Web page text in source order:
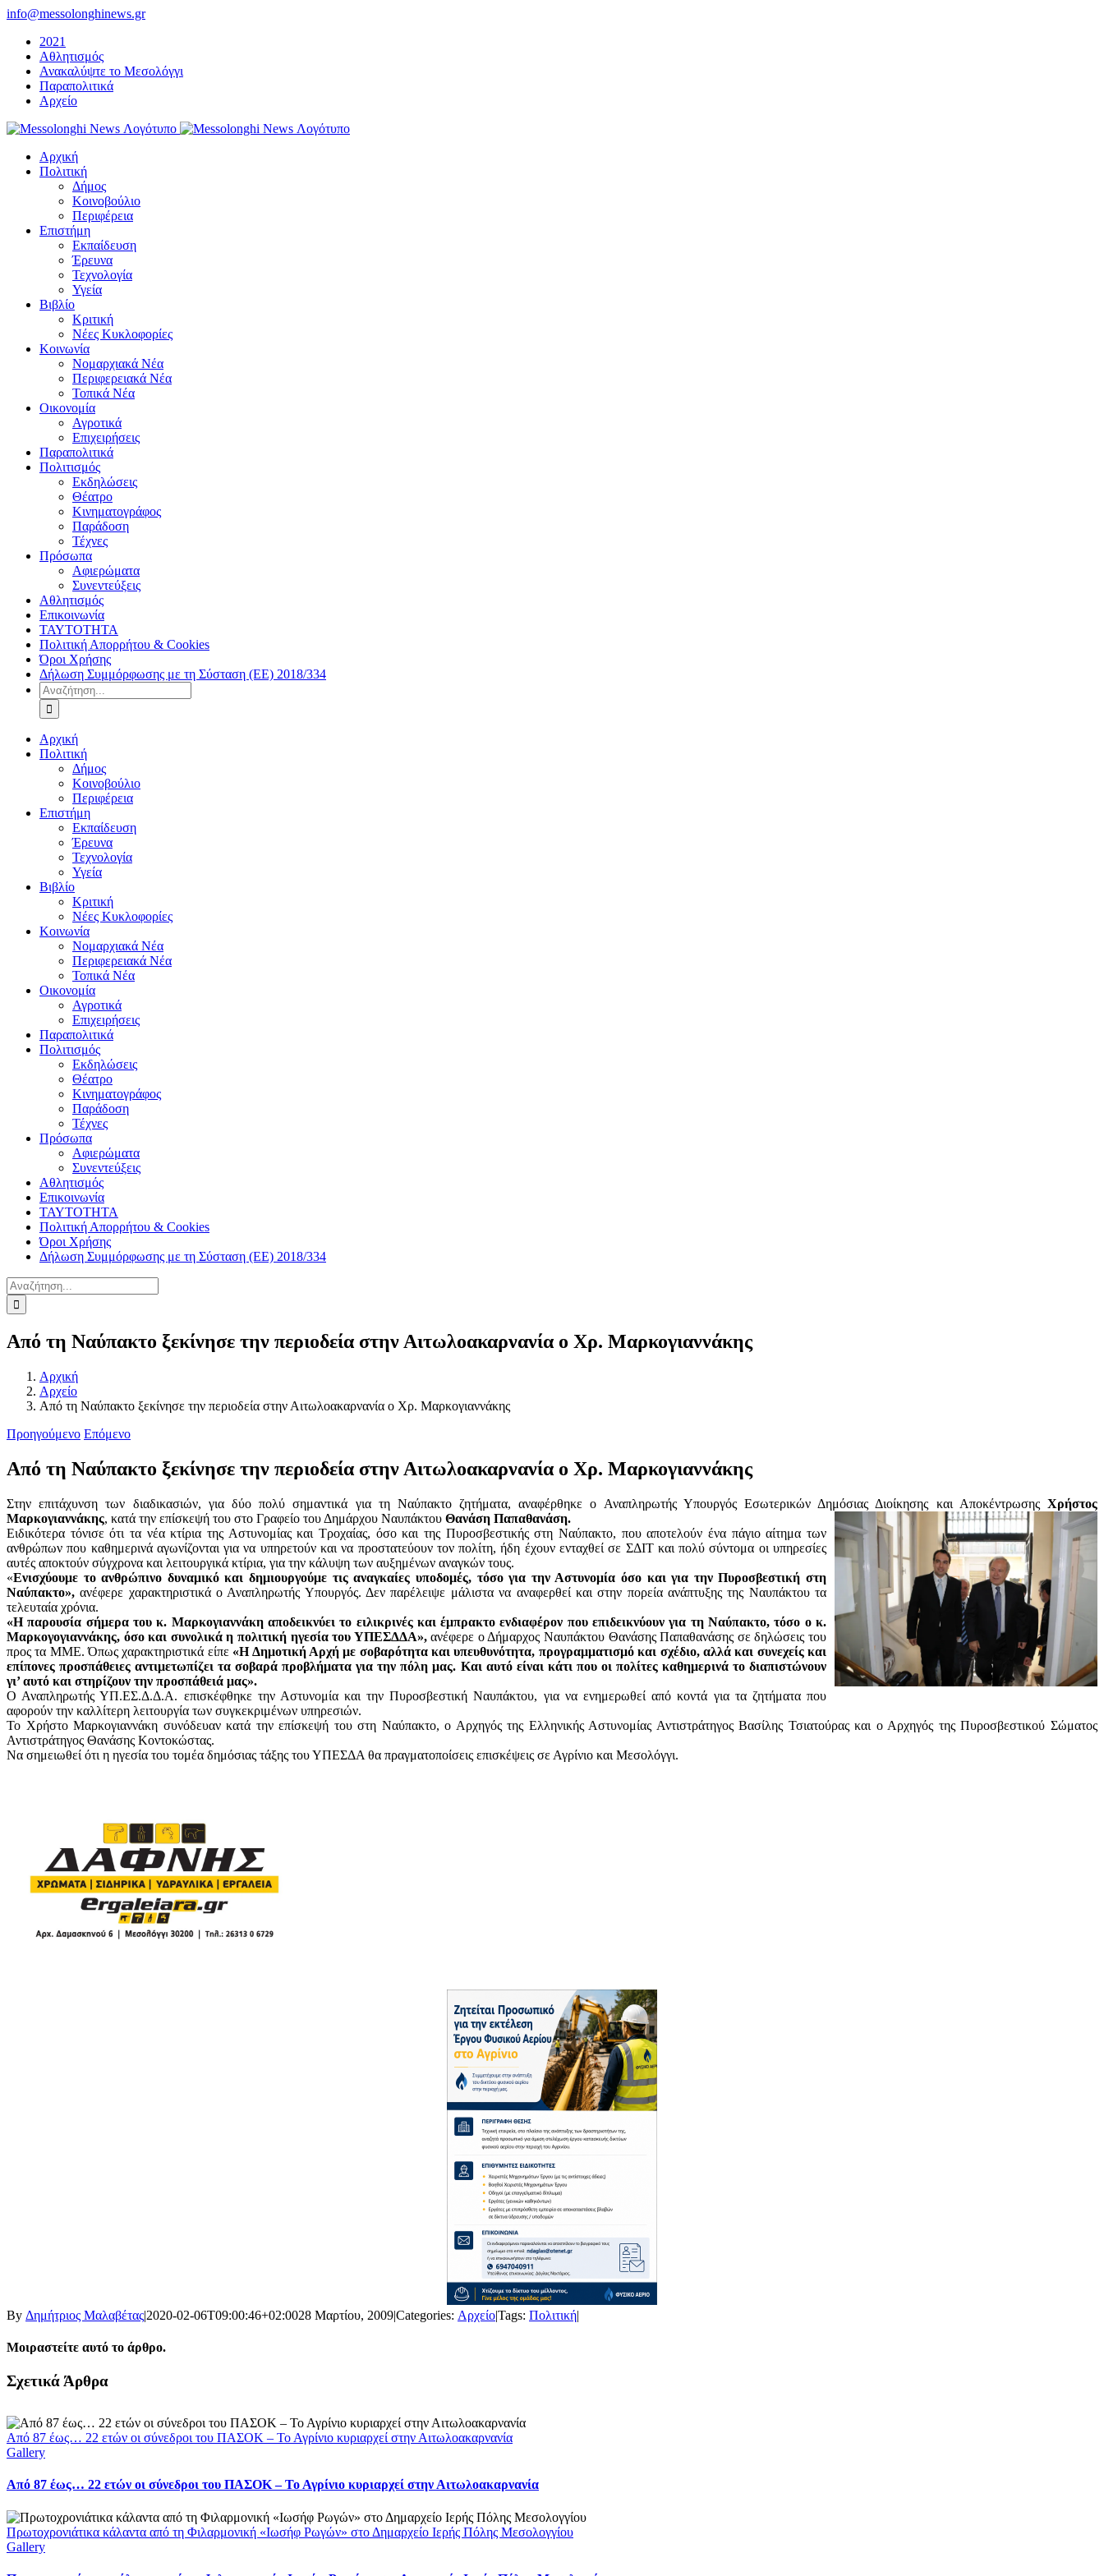
Μετάβαση
περιεχόμενο
info@messolonghinews.gr
2021
Αθλητισμός
Ανακαλύψτε το Μεσολόγγι
Παραπολιτικά
Αρχείο
Αρχική
Πολιτική
Δήμος
Κοινοβούλιο
Περιφέρεια
Επιστήμη
Εκπαίδευση
Έρευνα
Τεχνολογία
Υγεία
Βιβλίο
Κριτική
Νέες Κυκλοφορίες
Κοινωνία
Νομαρχιακά Νέα
Περιφερειακά Νέα
Τοπικά Νέα
Οικονομία
Αγροτικά
Επιχειρήσεις
Παραπολιτικά
Πολιτισμός
Εκδηλώσεις
Θέατρο
Κινηματογράφος
Παράδοση
Τέχνες
Πρόσωπα
Αφιερώματα
Συνεντεύξεις
Αθλητισμός
Επικοινωνία
ΤΑΥΤΟΤΗΤΑ
Πολιτική Απορρήτου & Cookies
Όροι Χρήσης
Δήλωση Συμμόρφωσης με τη Σύσταση (ΕΕ) 2018/334
Αναζήτηση
για:
Αρχική
Πολιτική
Δήμος
Κοινοβούλιο
Περιφέρεια
Επιστήμη
Εκπαίδευση
Έρευνα
Τεχνολογία
Υγεία
Βιβλίο
Κριτική
Νέες Κυκλοφορίες
Κοινωνία
Νομαρχιακά Νέα
Περιφερειακά Νέα
Τοπικά Νέα
Οικονομία
Αγροτικά
Επιχειρήσεις
Παραπολιτικά
Πολιτισμός
Εκδηλώσεις
Θέατρο
Κινηματογράφος
Παράδοση
Τέχνες
Πρόσωπα
Αφιερώματα
Συνεντεύξεις
Αθλητισμός
Επικοινωνία
ΤΑΥΤΟΤΗΤΑ
Πολιτική Απορρήτου & Cookies
Όροι Χρήσης
Δήλωση Συμμόρφωσης με τη Σύσταση (ΕΕ) 2018/334
Αναζήτηση
για:
Από τη Ναύπακτο ξεκίνησε την περιοδεία στην Αιτωλοακαρνανία ο Χρ. Μαρκογιαννάκης
Αρχική
Αρχείο
Από τη Ναύπακτο ξεκίνησε την περιοδεία στην Αιτωλοακαρνανία ο Χρ. Μαρκογιαννάκης
Προηγούμενο Επόμενο
Από τη Ναύπακτο ξεκίνησε την περιοδεία στην Αιτωλοακαρνανία ο Χρ. Μαρκογιαννάκης
Στην επιτάχυνση των διαδικασιών, για δύο πολύ σημαντικά για τη Ναύπακτο ζητήματα, αναφέρθηκε ο Αναπληρωτής Υπουργός Εσωτερικών Δημόσιας Διοίκησης και Αποκέντρωσης Χρήστος
Μαρκογιαννάκης, κατά την επίσκεψή του στο Γραφείο του Δημάρχου Ναυπάκτου Θανάση Παπαθανάση.
Ειδικότερα τόνισε ότι τα νέα κτίρια της Αστυνομίας και Τροχαίας, όσο και της Πυροσβεστικής στη Ναύπακτο, που αποτελούν ένα πάγιο αίτημα των
ανθρώπων που καθημερινά αγωνίζονται για να υπηρετούν και να προστατεύουν τον πολίτη, ήδη έχουν ενταχθεί σε ΣΔΙΤ και πολύ σύντομα οι υπηρεσίες
αυτές αποκτούν σύγχρονα και λειτουργικά κτίρια, για την κάλυψη των αυξημένων αναγκών τους.
«Ενισχύουμε το ανθρώπινο δυναμικό και δημιουργούμε τις αναγκαίες υποδομές, τόσο για την Αστυνομία όσο και για την Πυροσβεστική στη
Ναύπακτο», ανέφερε χαρακτηριστικά ο Αναπληρωτής Υπουργός. Δεν παρέλειψε μάλιστα να αναφερθεί και στην πορεία ανάπτυξης της Ναυπάκτου τα
τελευταία χρόνια.
«Η παρουσία σήμερα του κ. Μαρκογιαννάκη αποδεικνύει το ειλικρινές και έμπρακτο ενδιαφέρον που επιδεικνύουν για τη Ναύπακτο, τόσο ο κ.
Μαρκογογιαννάκης, όσο και συνολικά η πολιτική ηγεσία του ΥΠΕΣΔΔΑ»,ανέφερε ο Δήμαρχος Ναυπάκτου Θανάσης Παπαθανάσης σε δηλώσεις του
προς τα ΜΜΕ. Όπως χαρακτηριστικά είπε «Η Δημοτική Αρχή με σοβαρότητα και υπευθυνότητα, προγραμματισμό και σχέδιο, αλλά και συνεχείς και
επίπονες προσπάθειες αντιμετωπίζει τα σοβαρά προβλήματα για την πόλη μας. Και αυτό είναι κάτι που οι πολίτες καθημερινά το διαπιστώνουν
γι’ αυτό και στηρίζουν την προσπάθειά μας».
Ο Αναπληρωτής ΥΠ.ΕΣ.Δ.Δ.Α. επισκέφθηκε την Αστυνομία και την Πυροσβεστική Ναυπάκτου, για να ενημερωθεί από κοντά για τα ζητήματα που
αφορούν την καλλίτερη λειτουργία των συγκεκριμένων υπηρεσιών.
Το Χρήστο Μαρκογιαννάκη συνόδευαν κατά την επίσκεψή του στη Ναύπακτο, ο Αρχηγός της Ελληνικής Αστυνομίας Αντιστράτηγος Βασίλης Τσιατούρας και ο Αρχηγός της Πυροσβεστικού Σώματος
Αντιστράτηγος Θανάσης Κοντοκώστας.
Να σημειωθεί ότι η ηγεσία του τομέα δημόσιας τάξης του ΥΠΕΣΔΑ θα πραγματοποίσεις επισκέψεις σε Αγρίνιο και Μεσολόγγι.
By Δημήτριος Μαλαβέτας|2020-02-06T09:00:46+02:0028 Μαρτίου, 2009|Categories: Αρχείο|Tags: Πολιτική|
Μοιραστείτε αυτό το άρθρο.
Facebook
X
LinkedIn
WhatsApp
Email
Σχετικά Άρθρα
Από 87 έως… 22 ετών οι σύνεδροι του ΠΑΣΟΚ – Το Αγρίνιο κυριαρχεί στην Αιτωλοακαρνανία
Gallery
Από 87 έως… 22 ετών οι σύνεδροι του ΠΑΣΟΚ – Το Αγρίνιο κυριαρχεί στην Αιτωλοακαρνανία
Πρωτοχρονιάτικα κάλαντα από τη Φιλαρμονική «Ιωσήφ Ρωγών» στο Δημαρχείο Ιερής Πόλης Μεσολογγίου
Gallery